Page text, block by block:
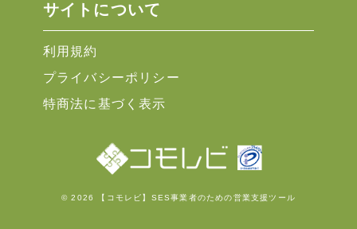
サイトについて
利用規約
プライバシーポリシー
特商法に基づく表示
© 2026 【コモレビ】SES事業者のための営業支援ツール